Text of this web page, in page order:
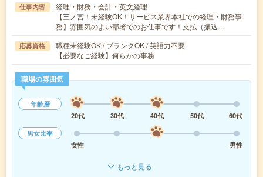
仕事内容
経理・財務・会計・英文経理
【三ノ宮！未経験OK！サービス業界本社での経理・財務事
務】雰囲気のよい部署でのお仕事です！支払（振込…
応募資格
職種未経験OK / ブランクOK / 英語力不要
【必要なご経験】何らかの事務
職場の雰囲気
年齢層
20代
30代 40代 50代
60代
男女比率
女性
男性
もっと見る